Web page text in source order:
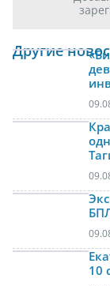
Другие
10